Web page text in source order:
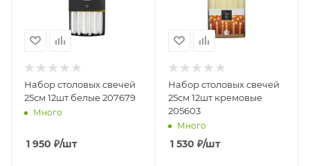
Набор столовых свечей
25см 12шт белые 207679
Много
1 950 ₽/шт
Набор столовых свечей
25см 12шт кремовые
205603
Много
1 530 ₽/шт